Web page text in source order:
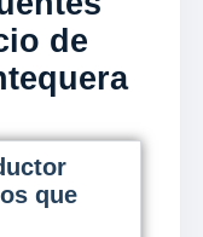
de
que